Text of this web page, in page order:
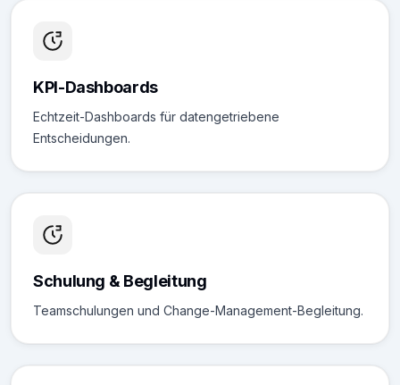
KPI-Dashboards
Echtzeit-Dashboards für datengetriebene
Entscheidungen.
Schulung & Begleitung
Teamschulungen und Change-Management-Begleitung.